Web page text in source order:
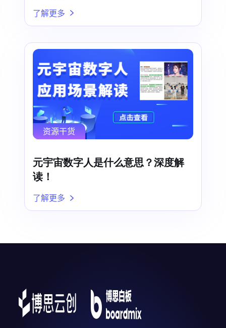
了解更多
资源干货
元宇宙数字人是什么意思？深度解
读！
了解更多